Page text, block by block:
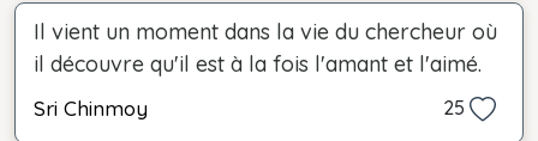
Il vient un moment dans la vie du chercheur où
il découvre qu'il est à la fois l'amant et l'aimé.
Sri Chinmoy 25